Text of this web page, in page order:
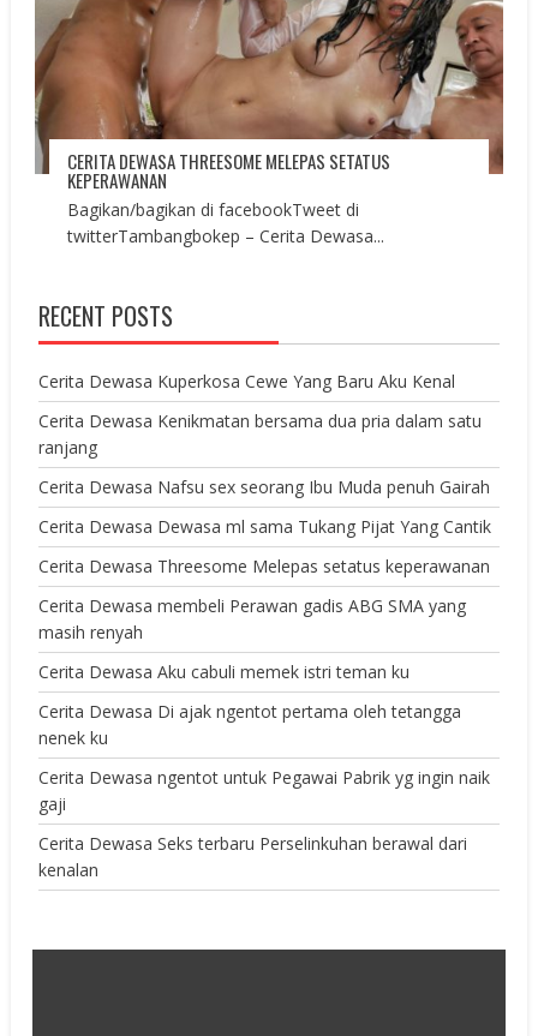
CERITA DEWASA THREESOME MELEPAS SETATUS
KEPERAWANAN
Bagikan/bagikan di facebookTweet di
twitterTambangbokep – Cerita Dewasa...
RECENT POSTS
Cerita Dewasa Kuperkosa Cewe Yang Baru Aku Kenal
Cerita Dewasa Kenikmatan bersama dua pria dalam satu
ranjang
Cerita Dewasa Nafsu sex seorang Ibu Muda penuh Gairah
Cerita Dewasa Dewasa ml sama Tukang Pijat Yang Cantik
Cerita Dewasa Threesome Melepas setatus keperawanan
Cerita Dewasa membeli Perawan gadis ABG SMA yang
masih renyah
Cerita Dewasa Aku cabuli memek istri teman ku
Cerita Dewasa Di ajak ngentot pertama oleh tetangga
nenek ku
Cerita Dewasa ngentot untuk Pegawai Pabrik yg ingin naik
gaji
Cerita Dewasa Seks terbaru Perselinkuhan berawal dari
kenalan